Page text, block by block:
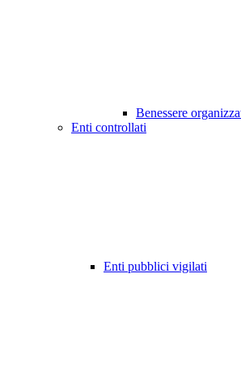
Benessere
Enti controllati
Enti pubblici vigilati